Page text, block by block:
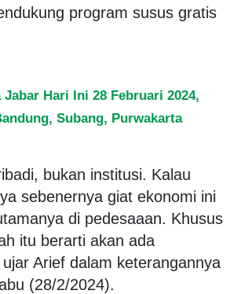
program susus gratis
Jabar Hari Ini 28 Februari 2024,
Subang, Purwakarta
bukan institusi. Kalau
sebenernya giat ekonomi ini
di pedesaaan. Khusus
itu berarti akan ada
Arief dalam keterangannya
(28/2/2024).